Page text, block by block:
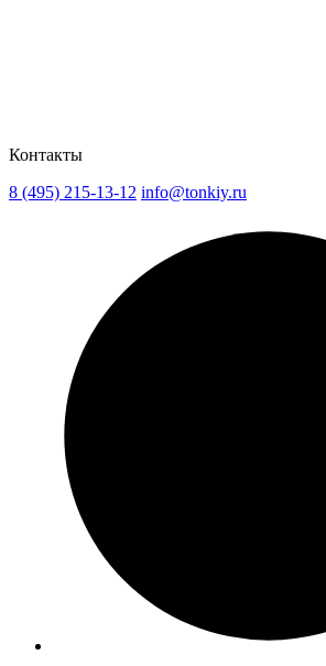
Контакты
8 (495) 215-13-12 info@tonkiy.ru